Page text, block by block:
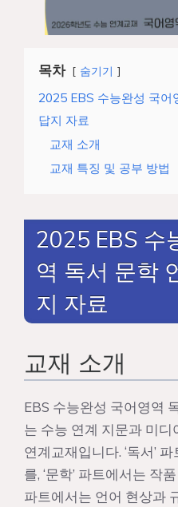
목차 숨기기
2025 EBS 수능완성 국어
답지 자료
교재 소개
교재 특징 및 공부 방법
2025 EBS 수
역 독서 문학
지 자료
교재 소개
EBS 수능완성 국어영역
는 수능 연계 지문과 미
연계교재입니다. ‘독서’
를, ‘문학’ 파트에서는 작
파트에서는 언어 현상과